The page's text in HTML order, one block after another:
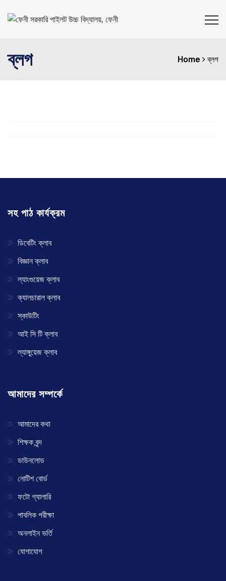
ব্লগ Home ব্লগ
সহ পাঠ কার্যক্রম
ডিবেটিং ক্লাব
বিজ্ঞান ক্লাব
ল্যাংগুয়েজ ক্লাব
ক্যালচারাল ক্লাব
স্কাউটিং
আই সি টি ক্লাব
ল্যাঙ্গুয়েজ ক্লাব
আমাদের সম্পর্কে
আমাদের কথা
শিক্ষক বৃন্দ
ডাউনলোড
নোটিশ বোর্ড
ফটো গ্যালারি
পাবলিক পরীক্ষা
অনলাইন ভর্তি
যোগাযোগ